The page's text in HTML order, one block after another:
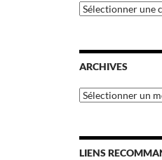
Catégories
ARCHIVES
Archives
LIENS